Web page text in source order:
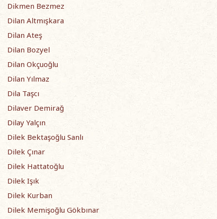
Dikmen Bezmez
Dilan Altmışkara
Dilan Ateş
Dilan Bozyel
Dilan Okçuoğlu
Dilan Yılmaz
Dila Taşcı
Dilaver Demirağ
Dilay Yalçın
Dilek Bektaşoğlu Sanlı
Dilek Çınar
Dilek Hattatoğlu
Dilek Işık
Dilek Kurban
Dilek Memişoğlu Gökbınar